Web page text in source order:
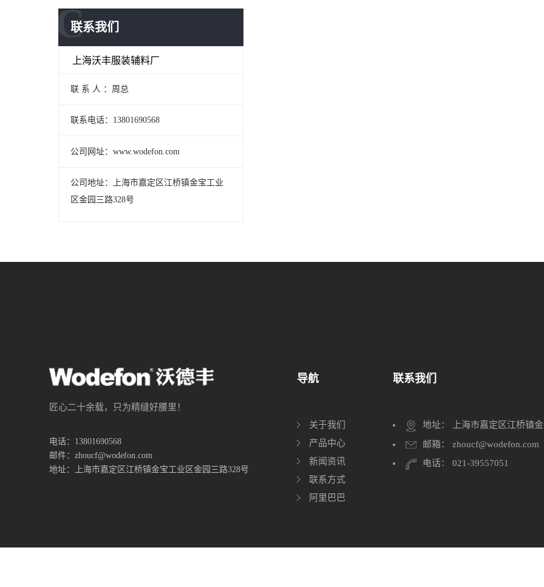
联系我们
C
上海沃丰服装辅料厂
联 系 人 ：周总
联系电话：13801690568
公司网址：www.wodefon.com
公司地址：上海市嘉定区江桥镇金宝工业
区金园三路328号
匠心二十余载，只为精缝好腰里！
电话：13801690568
邮件：zhoucf@wodefon.com
地址：上海市嘉定区江桥镇金宝工业区金园三路328号
导航
关于我们
产品中心
新闻资讯
联系方式
阿里巴巴
联系我们
地址： 上海市嘉定区江桥镇
邮箱： zhoucf@wodefon.com
电话： 021-39557051